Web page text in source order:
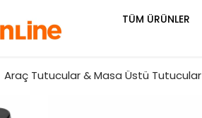
TÜM ÜRÜNLER
Araç Tutucular & Masa Üstü Tutucular